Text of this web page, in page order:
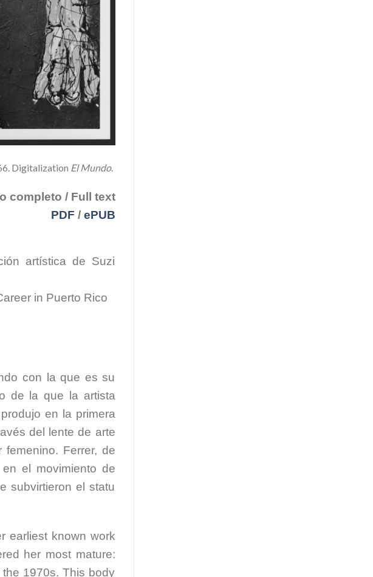
Digitalization El Mundo.
completo / Full text
PDF / ePUB
artística de Suzi
in Puerto Rico
con la que es su
de la que la artista
en la primera
del lente de arte
Ferrer, de
el movimiento de
subvirtieron el statu
earliest known work
her most mature:
1970s. This body